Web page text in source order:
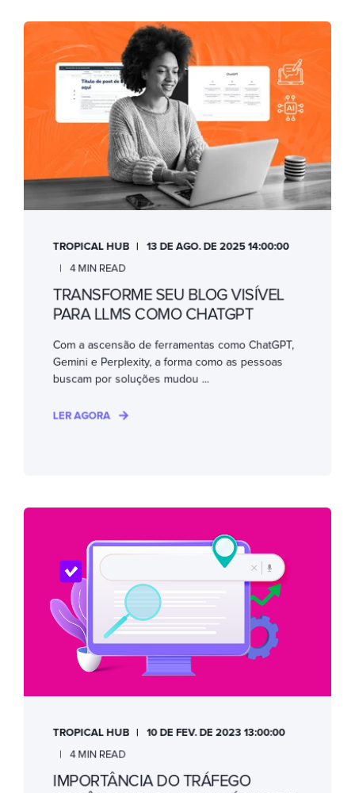
TROPICAL HUB 13 DE AGO. DE 2025 14:00:00
4 MIN READ
TRANSFORME SEU BLOG VISÍVEL
PARA LLMS COMO CHATGPT
Com a ascensão de ferramentas como ChatGPT,
Gemini e Perplexity, a forma como as pessoas
buscam por soluções mudou ...
LER AGORA
TROPICAL HUB
10 DE FEV. DE 2023 13:00:00
4 MIN READ
IMPORTÂNCIA DO TRÁFEGO